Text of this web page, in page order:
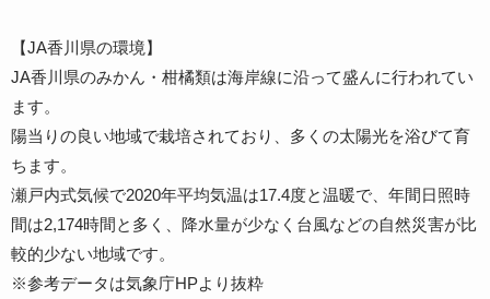
【JA香川県の環境】
JA香川県のみかん・柑橘類は海岸線に沿って盛んに行われてい
ます。
陽当りの良い地域で栽培されており、多くの太陽光を浴びて育
ちます。
瀬戸内式気候で2020年平均気温は17.4度と温暖で、年間日照時
間は2,174時間と多く、降水量が少なく台風などの自然災害が比
較的少ない地域です。
※参考データは気象庁HPより抜粋